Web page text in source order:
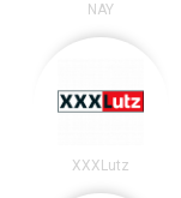
NAY
XXXLutz